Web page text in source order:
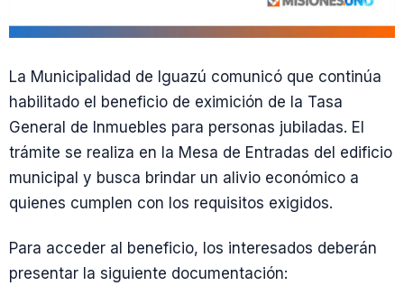
La Municipalidad de Iguazú comunicó que continúa
habilitado el beneficio de eximición de la Tasa
General de Inmuebles para personas jubiladas. El
trámite se realiza en la Mesa de Entradas del edificio
municipal y busca brindar un alivio económico a
quienes cumplen con los requisitos exigidos.
Para acceder al beneficio, los interesados deberán
presentar la siguiente documentación: